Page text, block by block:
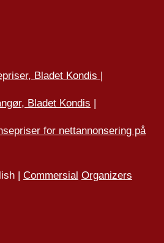
Bladet Kondis
Bladet Kondis
for nettannonsering på
| Commersial Organizers